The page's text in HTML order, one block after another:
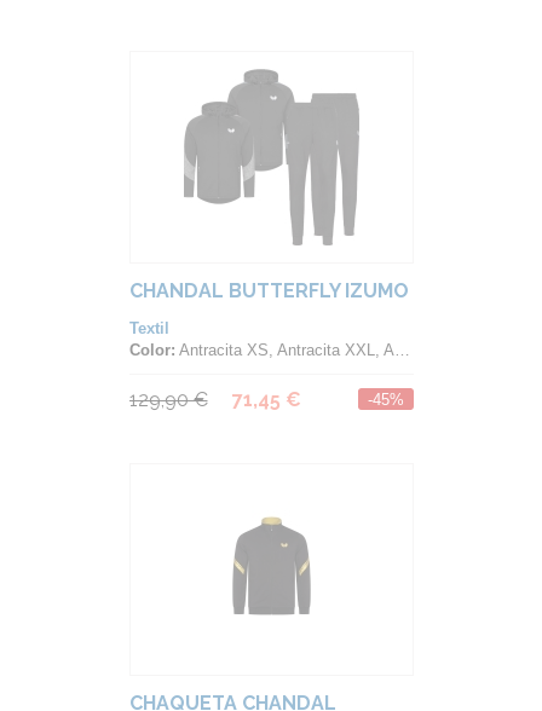
CHANDAL BUTTERFLY IZUMO
Textil
Color: Antracita XS, Antracita XXL, Antracita XXXL, Azul 152, Azul XL, Azul XS, Azul XXL, Azul XXXL
129,90 € 71,45 € -45%
CHAQUETA CHANDAL